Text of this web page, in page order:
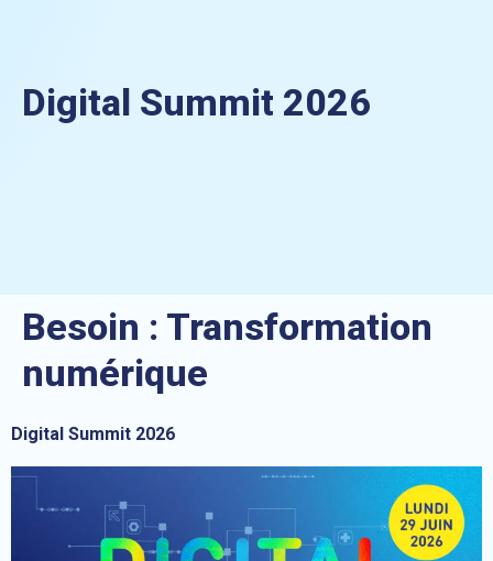
Digital Summit 2026
Besoin : Transformation
numérique
Digital Summit 2026